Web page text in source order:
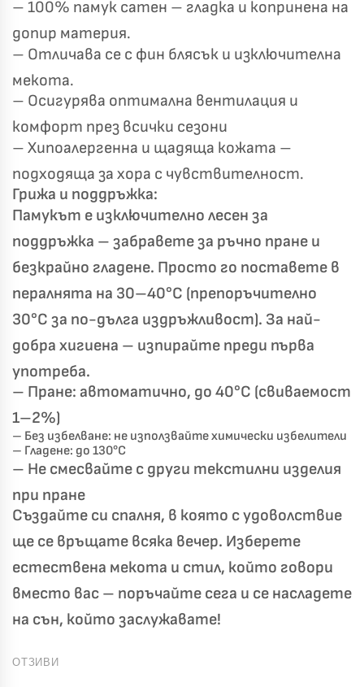
– 100% памук сатен – гладка и копринена на
допир материя.
– Отличава се с фин блясък и изключителна
мекота.
– Осигурява оптимална вентилация и
комфорт през всички сезони
– Хипоалергенна и щадяща кожата –
подходяща за хора с чувствителност.
Грижа и поддръжка:
Памукът е изключително лесен за
поддръжка – забравете за ръчно пране и
безкрайно гладене. Просто го поставете в
пералнята на 30–40°C (препоръчително
30°C за по-дълга издръжливост). За най-
добра хигиена – изпирайте преди първа
употреба.
– Пране: автоматично, до 40°C (свиваемост
1–2%)
– Без избелване: не използвайте химически избелители
– Гладене: до 130°C
– Не смесвайте с други текстилни изделия
при пране
Създайте си спалня, в която с удоволствие
ще се връщате всяка вечер. Изберете
естествена мекота и стил, който говори
вместо вас – поръчайте сега и се насладете
на сън, който заслужавате!
ОТЗИВИ
✦
✦
Хавлиени кърпи – Комплект 2 части – 100% памук
0 €
Бяло и Небесносиньо Екрю и Бежово
Светлосиво и Антрацит